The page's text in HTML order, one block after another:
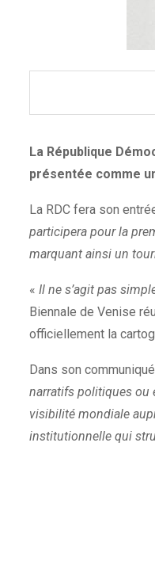
La République
présentée comme
La RDC fera son
participera pour la
marquant ainsi un
« Il ne s’agit pas
Biennale de Venise
officiellement la
Dans son
narratifs politiques ou
visibilité mondiale
institutionnelle qui